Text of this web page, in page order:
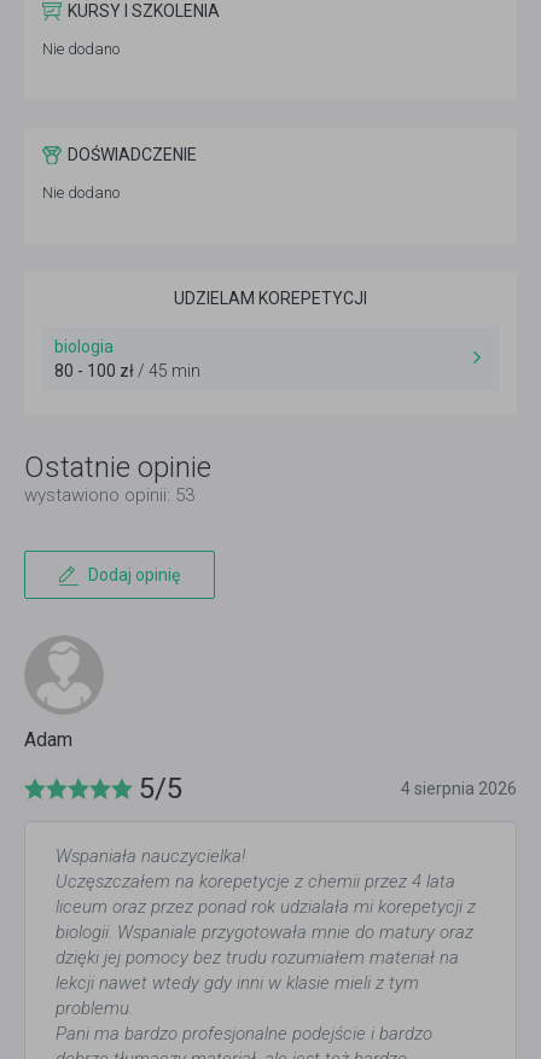
KURSY I SZKOLENIA
Nie dodano
DOŚWIADCZENIE
Nie dodano
UDZIELAM KOREPETYCJI
biologia
80 - 100 zł / 45 min
Ostatnie opinie
wystawiono opinii: 53
Dodaj opinię
Adam
5/5 4 sierpnia 2026
Wspaniała nauczycielka!
Uczęszczałem na korepetycje z chemii przez 4 lata
liceum oraz przez ponad rok udzialała mi korepetycji z
biologii. Wspaniale przygotowała mnie do matury oraz
dzięki jej pomocy bez trudu rozumiałem materiał na
lekcji nawet wtedy gdy inni w klasie mieli z tym
problemu.
Pani ma bardzo profesjonalne podejście i bardzo